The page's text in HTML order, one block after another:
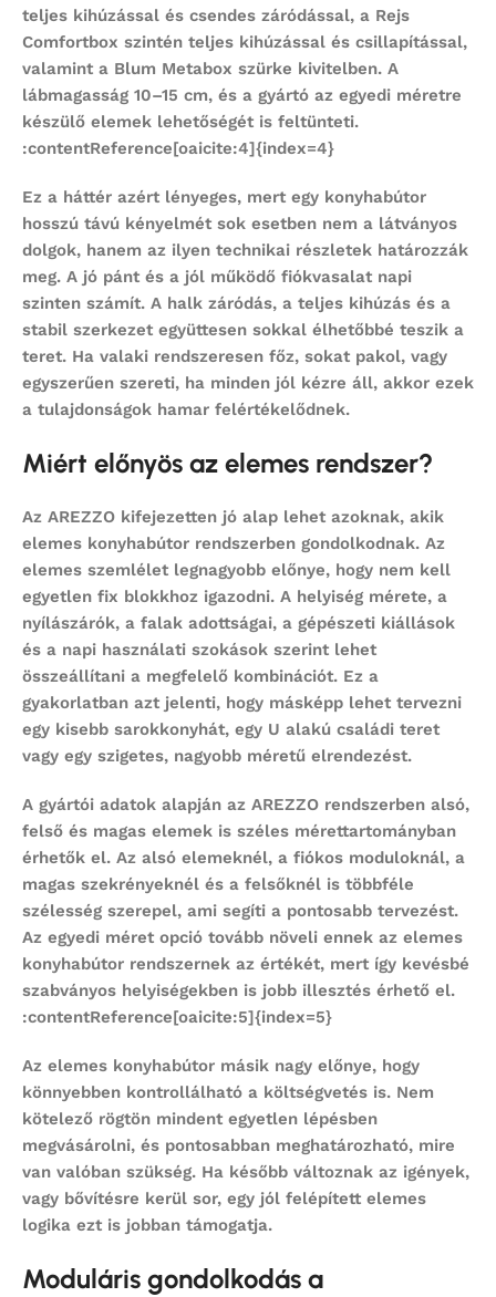
teljes kihúzással és csendes záródással, a Rejs
Comfortbox szintén teljes kihúzással és csillapítással,
valamint a Blum Metabox szürke kivitelben. A
lábmagasság 10–15 cm, és a gyártó az egyedi méretre
készülő elemek lehetőségét is feltünteti.
:contentReference[oaicite:4]{index=4}
Ez a háttér azért lényeges, mert egy konyhabútor
hosszú távú kényelmét sok esetben nem a látványos
dolgok, hanem az ilyen technikai részletek határozzák
meg. A jó pánt és a jól működő fiókvasalat napi
szinten számít. A halk záródás, a teljes kihúzás és a
stabil szerkezet együttesen sokkal élhetőbbé teszik a
teret. Ha valaki rendszeresen főz, sokat pakol, vagy
egyszerűen szereti, ha minden jól kézre áll, akkor ezek
a tulajdonságok hamar felértékelődnek.
Miért előnyös az elemes rendszer?
Az AREZZO kifejezetten jó alap lehet azoknak, akik
elemes konyhabútor rendszerben gondolkodnak. Az
elemes szemlélet legnagyobb előnye, hogy nem kell
egyetlen fix blokkhoz igazodni. A helyiség mérete, a
nyílászárók, a falak adottságai, a gépészeti kiállások
és a napi használati szokások szerint lehet
összeállítani a megfelelő kombinációt. Ez a
gyakorlatban azt jelenti, hogy másképp lehet tervezni
egy kisebb sarokkonyhát, egy U alakú családi teret
vagy egy szigetes, nagyobb méretű elrendezést.
A gyártói adatok alapján az AREZZO rendszerben alsó,
felső és magas elemek is széles mérettartományban
érhetők el. Az alsó elemeknél, a fiókos moduloknál, a
magas szekrényeknél és a felsőknél is többféle
szélesség szerepel, ami segíti a pontosabb tervezést.
Az egyedi méret opció tovább növeli ennek az elemes
konyhabútor rendszernek az értékét, mert így kevésbé
szabványos helyiségekben is jobb illesztés érhető el.
:contentReference[oaicite:5]{index=5}
Az elemes konyhabútor másik nagy előnye, hogy
könnyebben kontrollálható a költségvetés is. Nem
kötelező rögtön mindent egyetlen lépésben
megvásárolni, és pontosabban meghatározható, mire
van valóban szükség. Ha később változnak az igények,
vagy bővítésre kerül sor, egy jól felépített elemes
logika ezt is jobban támogatja.
Moduláris gondolkodás a